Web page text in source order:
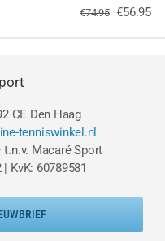
€74.95 €56.95
CE Den Haag
tenniswinkel.nl
t.n.v. Macaré Sport
KvK: 60789581